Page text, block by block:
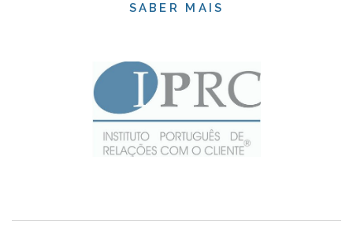
SABER MAIS